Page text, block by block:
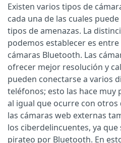
Existen varios tipos de
cada una de las cuales
tipos de amenazas. La
podemos establecer es
cámaras Bluetooth. Las
ofrecer mejor resolución y
pueden conectarse a varios
teléfonos; esto las hace muy
al igual que ocurre con
las cámaras web externas
los ciberdelincuentes, ya
pirateo por Bluetooth. En